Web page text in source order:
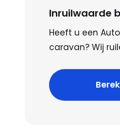
Inruilwaarde
Heeft u een
caravan? Wij